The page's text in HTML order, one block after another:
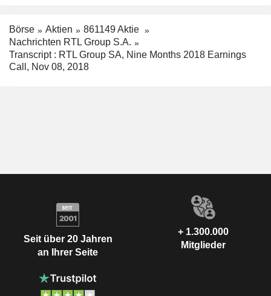
Börse Aktien
861149 Aktie
Nachrichten RTL Group S.A.
Transcript : RTL Group SA, Nine Months 2018 Earnings
Call, Nov 08, 2018
Seit über 20 Jahren
an Ihrer Seite
+ 1.300.000
Mitglieder